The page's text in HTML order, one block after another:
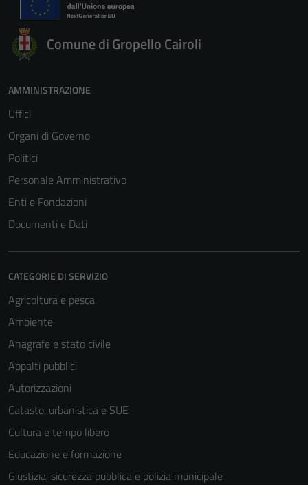
Comune di Gropello Cairoli
AMMINISTRAZIONE
Uffici
Organi di Governo
Politici
Personale Amministrativo
Enti e Fondazioni
Documenti e Dati
CATEGORIE DI SERVIZIO
Agricoltura e pesca
Ambiente
Anagrafe e stato civile
Appalti pubblici
Autorizzazioni
Catasto, urbanistica e SUE
Cultura e tempo libero
Educazione e formazione
Giustizia, sicurezza pubblica e polizia municipale